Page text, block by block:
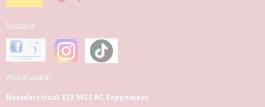
Socials:
Winkel/atelier:
Noorderstraat 133 9611 AC Sappemeer